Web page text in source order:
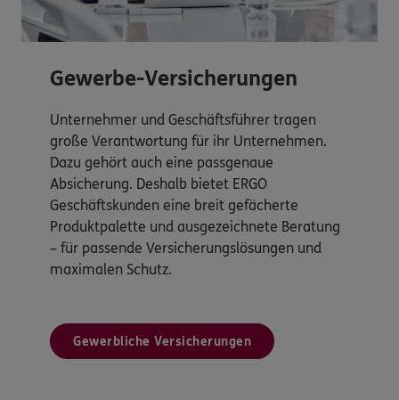
Gewerbe-Versicherungen
Unternehmer und Geschäftsführer tragen
große Verantwortung für ihr Unternehmen.
Dazu gehört auch eine passgenaue
Absicherung. Deshalb bietet ERGO
Geschäftskunden eine breit gefächerte
Produktpalette und ausgezeichnete Beratung
– für passende Versicherungslösungen und
maximalen Schutz.
Gewerbliche Versicherungen